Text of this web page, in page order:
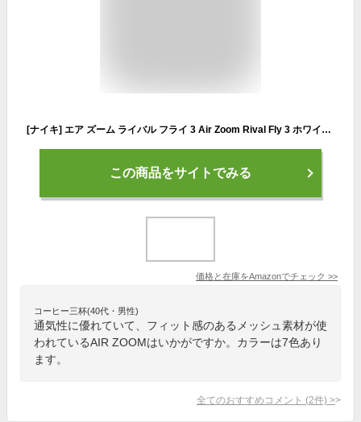
[ナイキ] エア ズーム ライバル フライ 3 Air Zoom Rival Fly 3 ホワイト/ブラック/メタリックゴールド CT2405-100 23.0cm 日本国内正規品
この商品をサイトでみる
価格と在庫をAmazonでチェック >>
コーヒー三杯(40代・男性)
通気性に優れていて、フィット感のあるメッシュ素材が使
われているAIR ZOOMはいかがですか。カラーは7色あり
ます。
全てのおすすめコメント (2件) >